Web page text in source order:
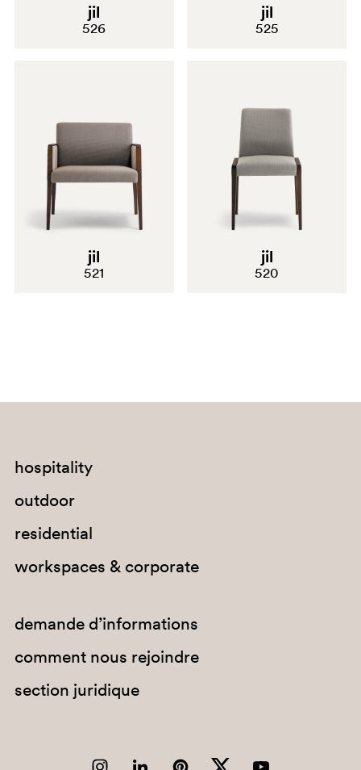
jil
526
jil
525
jil
521
jil
520
hospitality
outdoor
residential
workspaces & corporate
demande d’informations
comment nous rejoindre
section juridique